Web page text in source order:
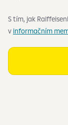
S tím, jak
v informačním